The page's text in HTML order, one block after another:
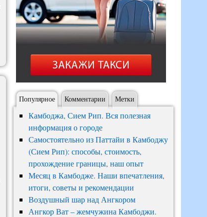
Популярное Комментарии Метки
Камбоджа, Сием Рип. Вся полезная
информация о городе
Самостоятельно из Паттайи в Камбоджу
(Сием Рип): способы, стоимость,
прохождение границы, наш опыт
Месяц в Камбодже. Наши впечатления,
итоги, советы и рекомендации
Воздушный шар над Ангкором
Ангкор Ват – жемчужина Камбоджи.